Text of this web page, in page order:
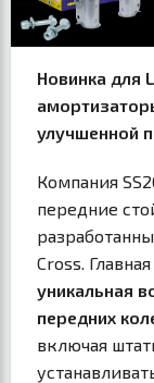
Новинка для
улучшенной
Компания
передние
Cross.
уникальная
передних
включая